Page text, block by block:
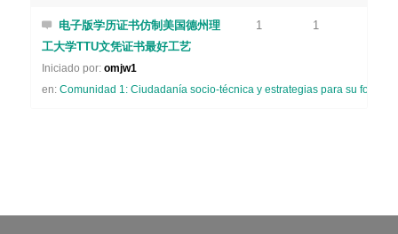
电子版学历证书仿制美国德州理
工大学TTU文凭证书最好工艺
Iniciado por: omjw1
en: Comunidad 1: Ciudadanía socio-técnica y estrategias para su
1 1